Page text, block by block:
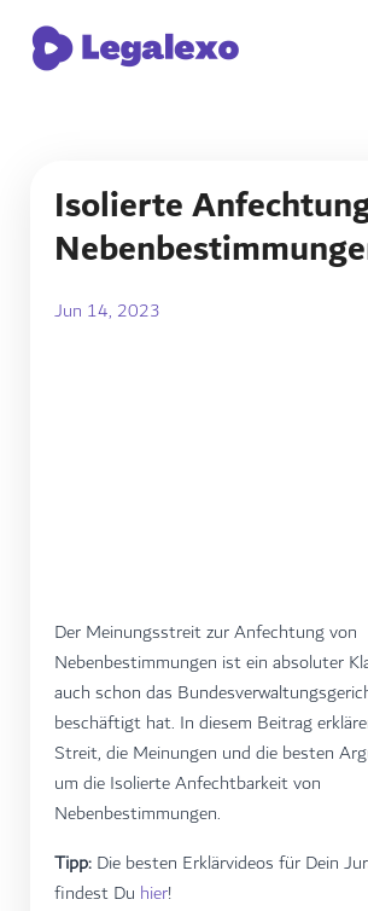
Isolierte
Jun 14, 2023
Der Meinungsstreit zur Anfechtung von
Nebenbestimmungen ist ein absoluter
auch schon das
beschäftigt hat. In diesem Beitrag
Streit, die Meinungen und die besten
um die Isolierte Anfechtbarkeit von
Nebenbestimmungen.
Tipp: Die besten Erklärvideos für Dein
findest Du hier!